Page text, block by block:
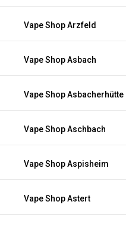
Vape Shop Arzfeld
Vape Shop Asbach
Vape Shop Asbacherhütte
Vape Shop Aschbach
Vape Shop Aspisheim
Vape Shop Astert